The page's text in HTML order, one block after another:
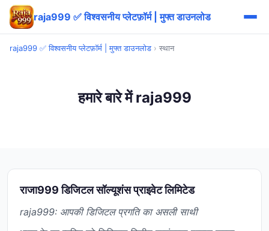
raja999 ✅ विश्वसनीय प्लेटफ़ॉर्म | मुफ्त डाउनलोड
raja999 ✅ विश्वसनीय प्लेटफ़ॉर्म | मुफ्त डाउनलोड › स्थान
हमारे बारे में raja999
राजा999 डिजिटल सॉल्यूशंस प्राइवेट लिमिटेड
raja999: आपकी डिजिटल प्रगति का असली साथी